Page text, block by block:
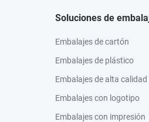
Soluciones de
Embalajes de cartón
Embalajes de plástico
Embalajes de alta calidad
Embalajes con logotipo
Embalajes con impresión